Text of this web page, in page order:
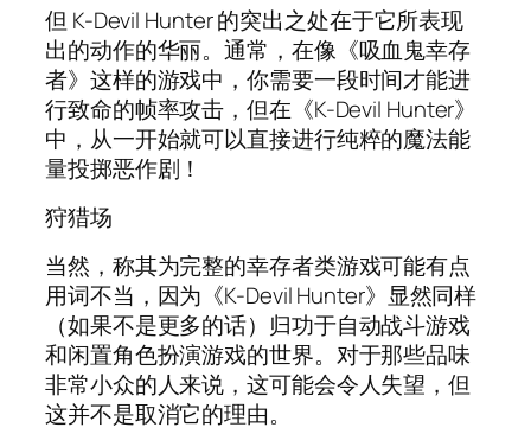
但 K-Devil Hunter 的突出之处在于它所表现
出的动作的华丽。通常，在像《吸血鬼幸存
者》这样的游戏中，你需要一段时间才能进
行致命的帧率攻击，但在《K-Devil Hunter》
中，从一开始就可以直接进行纯粹的魔法能
量投掷恶作剧！
狩猎场
当然，称其为完整的幸存者类游戏可能有点
用词不当，因为《K-Devil Hunter》显然同样
（如果不是更多的话）归功于自动战斗游戏
和闲置角色扮演游戏的世界。对于那些品味
非常小众的人来说，这可能会令人失望，但
这并不是取消它的理由。